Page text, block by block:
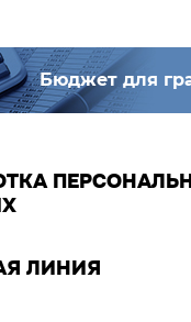
Бюджет для
ЛИНИЯ